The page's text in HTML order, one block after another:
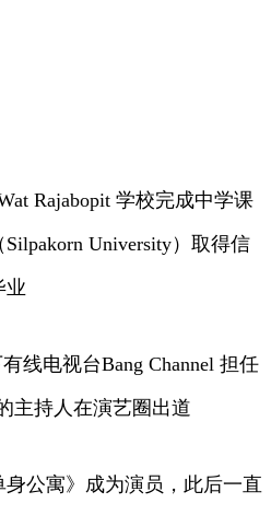
Rajabopit 学校完成中学课
University）取得信
业
线电视台Bang Channel 担任
主持人在演艺圈出道
身公寓》成为演员，此后一直